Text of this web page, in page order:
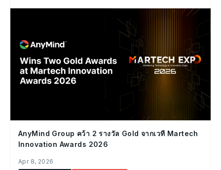
AnyMind Group คว้า 2 รางวัล Gold จากเวที Martech
Innovation Awards 2026
Apr 8, 2026